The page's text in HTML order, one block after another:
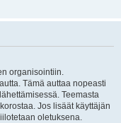
organisointiin.
Tämä auttaa nopeasti
Teemasta
Jos lisäät käyttäjän
oletuksena.